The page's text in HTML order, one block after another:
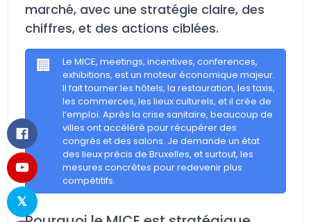
marché, avec une stratégie claire, des
chiffres, et des actions ciblées.
🏢
Le MICE, meetings, incentives, conferences,
exhibitions, est un moteur économique majeur.
Il fait tourner les hôtels, la restauration, les taxis,
les commerces, les lieux culturels, et il crée de
l’emploi. Après la crise sanitaire, beaucoup de
villes ont accéléré pour récupérer des
congrès et des salons. Je demande un état
des lieux précis de Bruxelles, et surtout, les
mesures concrètes pour redevenir plus
compétitifs.